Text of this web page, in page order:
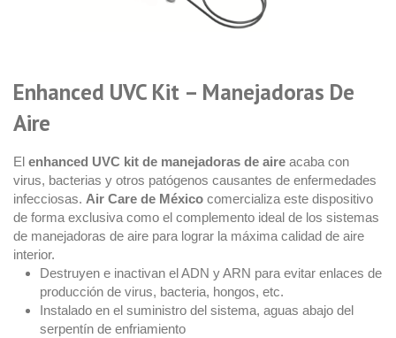
Enhanced UVC Kit – Manejadoras De
Aire
El enhanced UVC kit de manejadoras de aire acaba con
virus, bacterias y otros patógenos causantes de enfermedades
infecciosas. Air Care de México comercializa este dispositivo
de forma exclusiva como el complemento ideal de los sistemas
de manejadoras de aire para lograr la máxima calidad de aire
interior.
Destruyen e inactivan el ADN y ARN para evitar enlaces de
producción de virus, bacteria, hongos, etc.
Instalado en el suministro del sistema, aguas abajo del
serpentín de enfriamiento